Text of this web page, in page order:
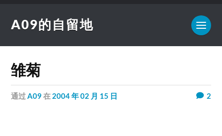
A09的自留地
雏菊
通过A09在 2004 年 02 月 15 日 2